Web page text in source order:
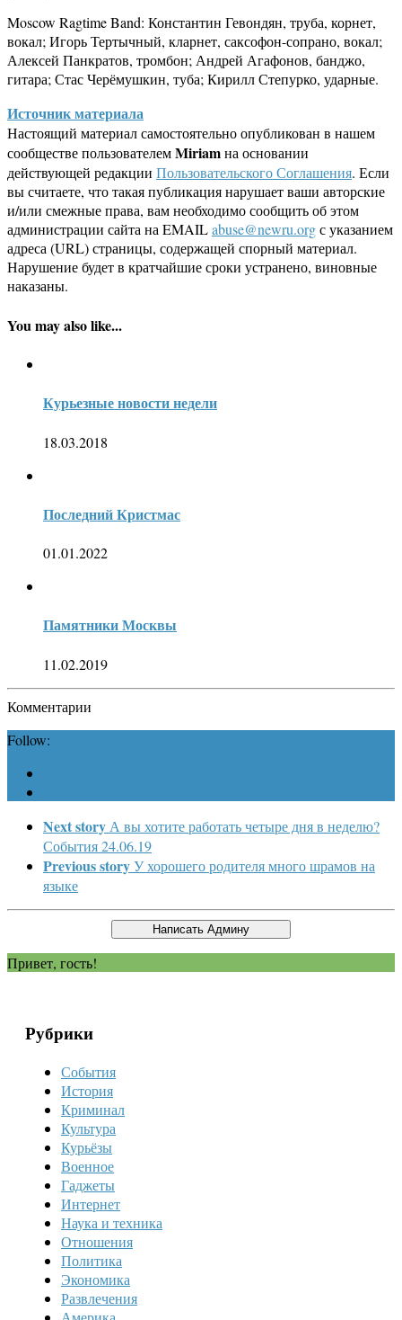
Moscow Ragtime Band: Константин Гевондян, труба, корнет,
вокал; Игорь Тертычный, кларнет, саксофон-сопрано, вокал;
Алексей Панкратов, тромбон; Андрей Агафонов, банджо,
гитара; Стас Черёмушкин, туба; Кирилл Степурко, ударные.
Источник материала
Настоящий материал самостоятельно опубликован в нашем
сообществе пользователемMiriamна основании
действующей редакции Пользовательского Соглашения. Если
вы считаете, что такая публикация нарушает ваши авторские
и/или смежные права, вам необходимо сообщить об этом
администрации сайта на EMAILabuse@newru.orgс указанием
адреса (URL) страницы, содержащей спорный материал.
Нарушение будет в кратчайшие сроки устранено, виновные
наказаны.
You may also like...
Курьезные новости недели
18.03.2018
Последний Кристмас
01.01.2022
Памятники Москвы
11.02.2019
Комментарии
Follow:
Next story А вы хотите работать четыре дня в неделю?
События 24.06.19
Previous storyУ хорошего родителя много шрамов на
языке
Привет, гость!
Рубрики
События
История
Криминал
Культура
Курьёзы
Военное
Гаджеты
Интернет
Наука и техника
Отношения
Политика
Экономика
Развлечения